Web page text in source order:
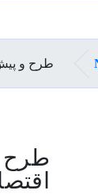
طرح و
طرح